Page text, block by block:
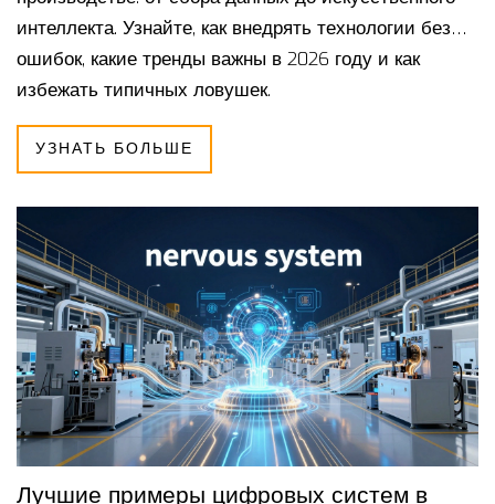
интеллекта. Узнайте, как внедрять технологии без
ошибок, какие тренды важны в 2026 году и как
избежать типичных ловушек.
УЗНАТЬ БОЛЬШЕ
Лучшие примеры цифровых систем в